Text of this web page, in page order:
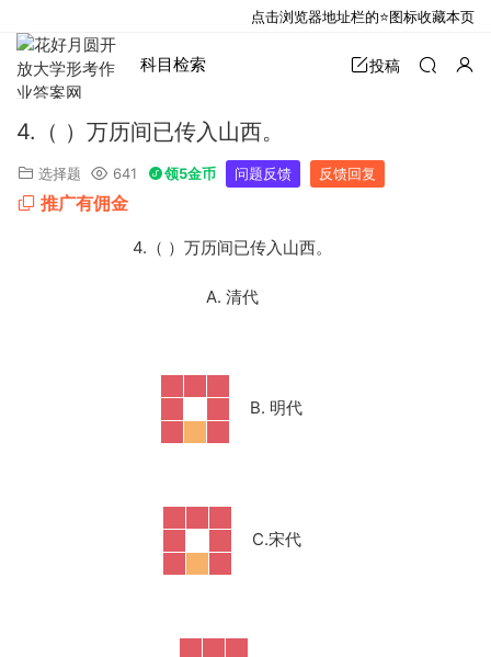
科目检索 投稿
4.（ ）万历间已传入山西。
选择题 641 领5金币 问题反馈 反馈回复
推广有佣金
4.（ ）万历间已传入山西。
A. 清代
B. 明代
C.宋代
点击浏览器地址栏的⭐图标收藏本页